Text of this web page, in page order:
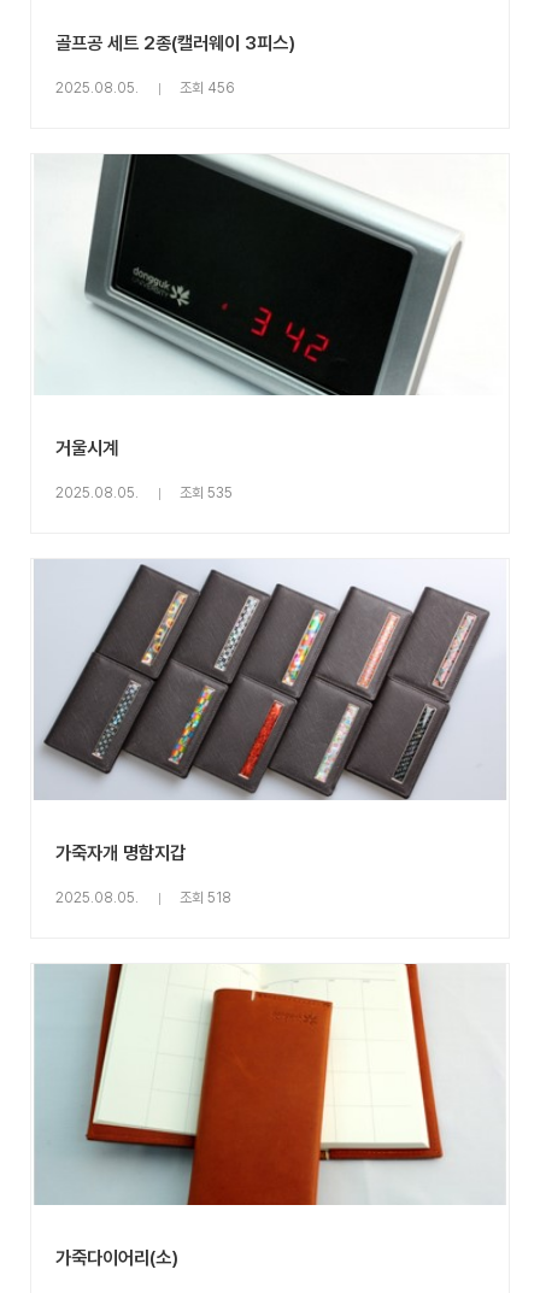
골프공 세트 2종(캘러웨이 3피스)
2025.08.05. 조회 456
거울시계
2025.08.05. 조회 535
가죽자개 명함지갑
2025.08.05. 조회 518
가죽다이어리(소)